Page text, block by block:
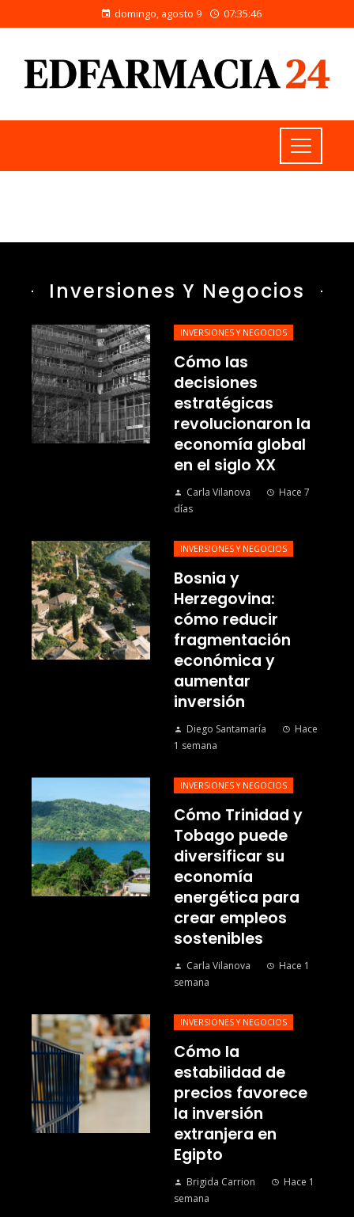
domingo, agosto 9 07:35:48
Inversiones Y Negocios
INVERSIONES Y NEGOCIOS
Cómo las
decisiones
estratégicas
revolucionaron la
economía global
en el siglo XX
Carla Vilanova
Hace 7
días
INVERSIONES Y NEGOCIOS
Bosnia y
Herzegovina:
cómo reducir
fragmentación
económica y
aumentar
inversión
Diego Santamaría
Hace
1 semana
INVERSIONES Y NEGOCIOS
Cómo Trinidad y
Tobago puede
diversificar su
economía
energética para
crear empleos
sostenibles
Carla Vilanova
Hace 1
semana
INVERSIONES Y NEGOCIOS
Cómo la
estabilidad de
precios favorece
la inversión
extranjera en
Egipto
Brigida Carrion
Hace 1
semana